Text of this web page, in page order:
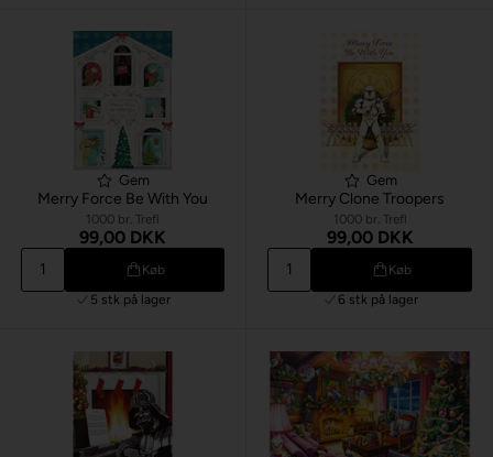
Gem
Merry Force Be With You
1000 br. Trefl
99,00 DKK
Køb
5 stk på lager
Gem
Merry Clone Troopers
1000 br. Trefl
99,00 DKK
Køb
6 stk på lager